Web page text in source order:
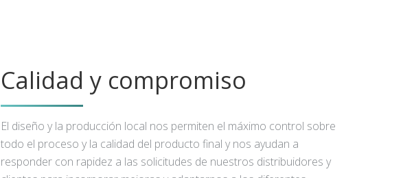
Calidad y compromiso
El diseño y la producción local nos permiten el máximo control sobre
todo el proceso y la calidad del producto final y nos ayudan a
responder con rapidez a las solicitudes de nuestros distribuidores y